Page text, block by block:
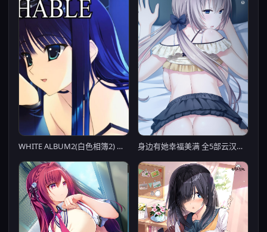
WHITE ALBUM2(白色相簿2) Mini After Story 身边有她幸福美满 全5部云汉化合集+CG包